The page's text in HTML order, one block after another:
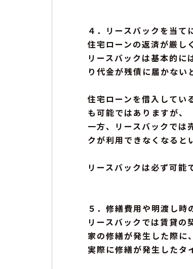
４．リースバックを当て
住宅ローンの返済が厳し
リースバックは基本的に
り代金が残債に届かない
住宅ローンを借入してい
も可能ではありますが、
一方、リースバックでは
クが利用できなくなると
リースバックは必ず可能
５．修繕費用や明渡し時
リースバックでは賃貸の
家の修繕が発生した際に
実際に修繕が発生したタ